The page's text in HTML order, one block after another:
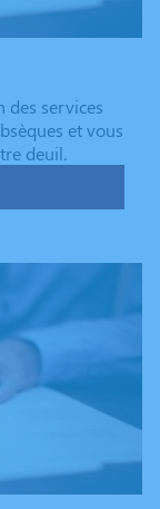
des services
et vous
deuil.